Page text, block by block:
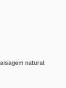
natural